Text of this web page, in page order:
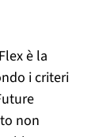
è la
i criteri
non